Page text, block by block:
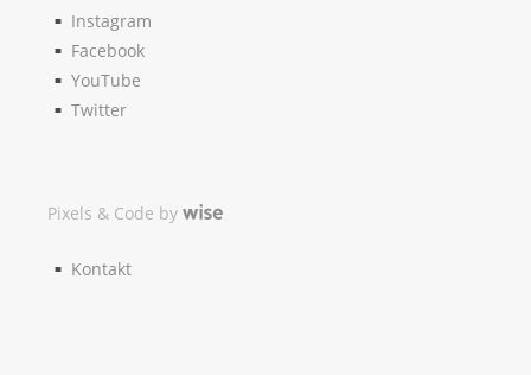
Instagram
Facebook
YouTube
Twitter
Pixels & Code by
Kontakt